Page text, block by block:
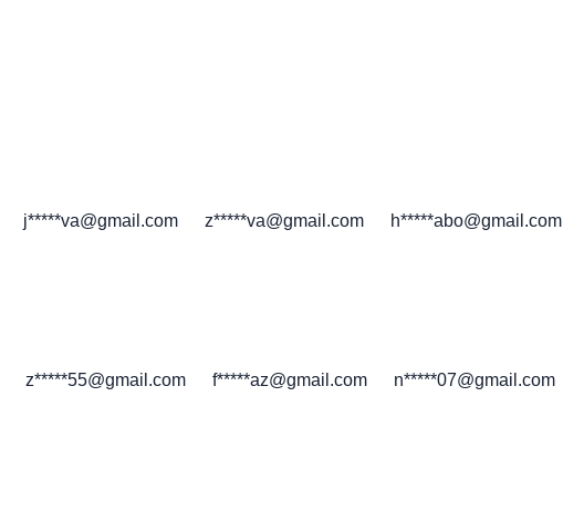
j*****va@gmail.com z*****va@gmail.com h*****abo@gmail.com
z*****55@gmail.com f*****az@gmail.com n*****07@gmail.com